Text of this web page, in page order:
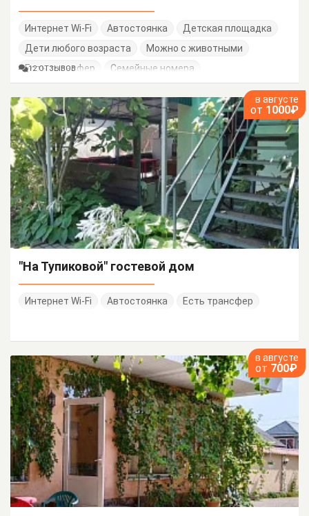
Интернет Wi-Fi Автостоянка
Детская площадка
Дети любого возраста
Можно с животными
Есть трансфер
Семейные номера
12 ОТЗЫВОВ
в августе
от 1000₽
"На Тупиковой" гостевой дом
Интернет Wi-Fi Автостоянка Есть трансфер
в августе
от 700₽